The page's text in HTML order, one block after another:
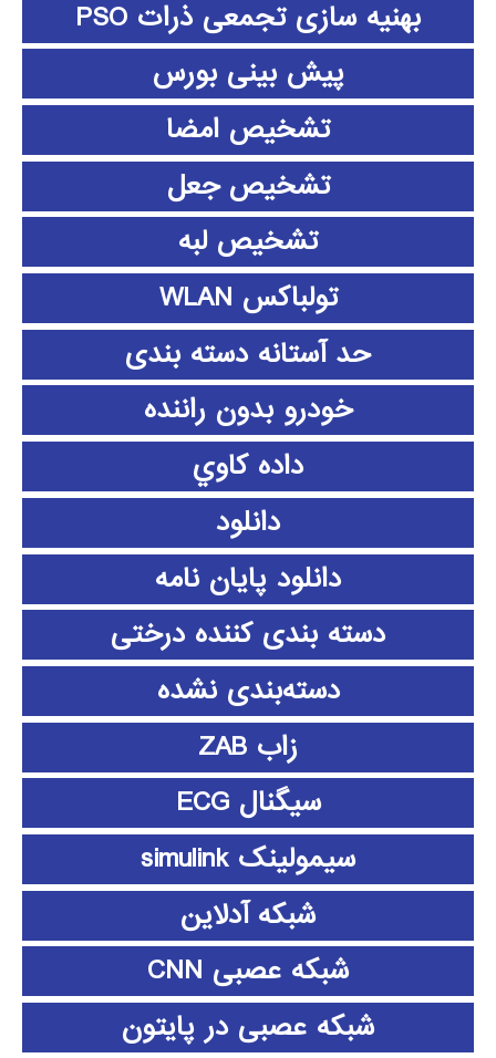
بهنیه سازی تجمعی ذرات PSO
پیش بینی بورس
تشخیص امضا
تشخیص جعل
تشخیص لبه
تولباکس WLAN
حد آستانه دسته بندی
خودرو بدون راننده
داده كاوي
دانلود
دانلود پايان نامه
دسته بندی کننده درختی
دسته‌بندی نشده
زاب ZAB
سیگنال ECG
سیمولینک simulink
شبکه آدلاین
شبکه عصبی CNN
شبکه عصبی در پایتون